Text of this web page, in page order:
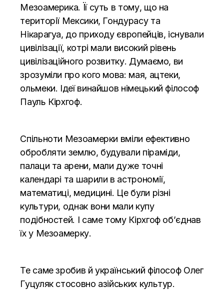
Мезоамерика. Її суть в тому, що на
території Мексики, Гондурасу та
Нікарагуа, до приходу європейців, існували
цивілізації, котрі мали високий рівень
цивілізаційного розвитку. Думаємо, ви
зрозуміли про кого мова: мая, ацтеки,
ольмеки. Ідеї винайшов німецький філософ
Пауль Кірхгоф.
Спільноти Мезоамерки вміли ефективно
обробляти землю, будували піраміди,
палаци та арени, мали дуже точні
календарі та шарили в астрономії,
математиці, медицині. Це були різні
культури, однак вони мали купу
подібностей. І саме тому Кірхгоф об’єднав
їх у Мезоамерку.
Те саме зробив й український філософ Олег
Гуцуляк стосовно азійських культур.